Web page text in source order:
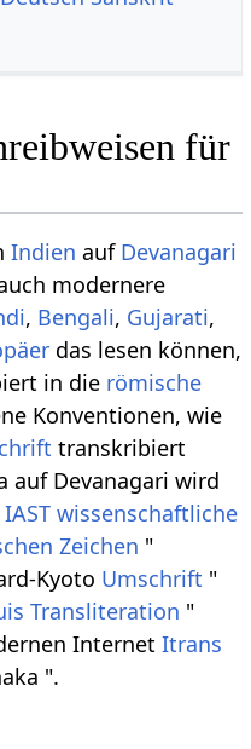
für
Indien auf Devanagari
modernere
, Bengali, Gujarati,
das lesen können,
in die römische
Konventionen, wie
transkribiert
auf Devanagari wird
IAST wissenschaftliche
Zeichen "
Kyoto Umschrift "
Transliteration "
InternetItrans
".